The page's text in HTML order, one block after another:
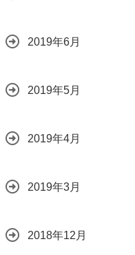
2019年6月
2019年5月
2019年4月
2019年3月
2018年12月